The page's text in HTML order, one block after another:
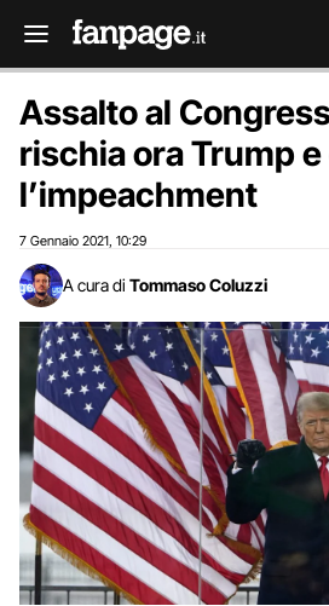
Assalto al
rischia ora Trump e
l’impeachment
7 Gennaio 2021 10:29
A cura di Tommaso Coluzzi